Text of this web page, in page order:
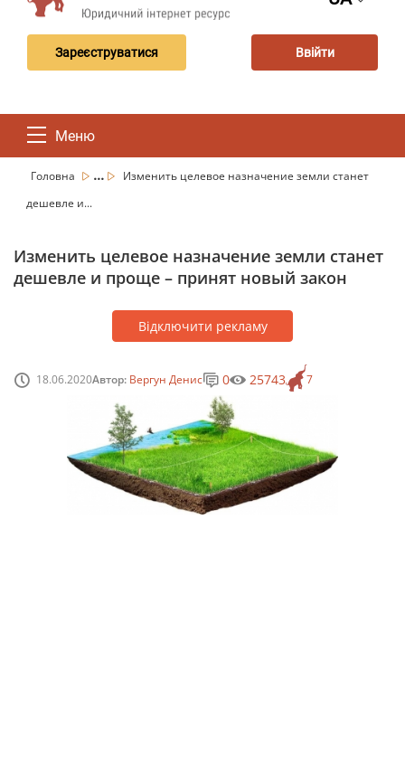
Зареєструватися Ввійти
Меню
Головна ...
Изменить целевое назначение земли станет
дешевле и...
Изменить целевое назначение земли станет
дешевле и проще – принят новый закон
Відключити рекламу
18.06.2020Автор: Вергун Денис 7
0 25743